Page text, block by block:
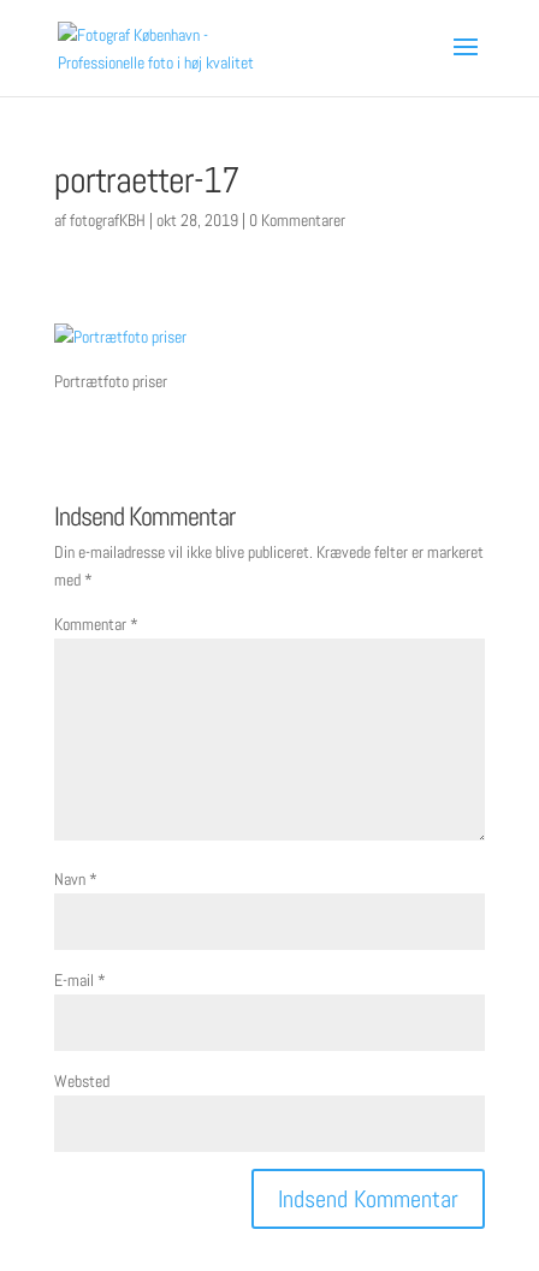
portraetter-17
affotografKBH | okt 28, 2019| 0 Kommentarer
Portrætfoto priser
Indsend Kommentar
Din e-mailadresse vil ikke blive publiceret. Krævede felter er markeret
med *
Kommentar *
Navn *
E-mail *
Websted